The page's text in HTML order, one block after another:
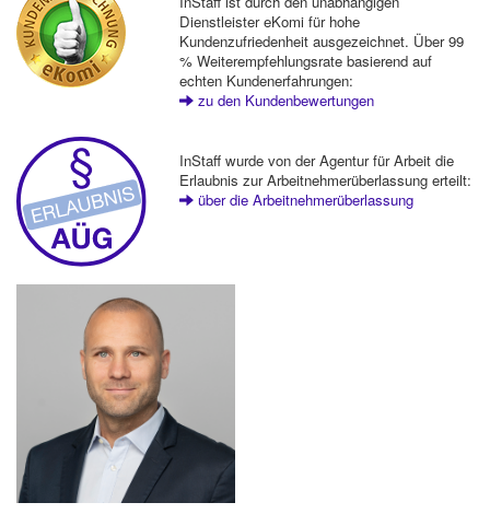
Dienstleister eKomi für hohe
Kundenzufriedenheit ausgezeichnet. Über 99
% Weiterempfehlungsrate basierend auf
echten Kundenerfahrungen:
zu den Kundenbewertungen
InStaff wurde von der Agentur für Arbeit die
Erlaubnis zur Arbeitnehmerüberlassung erteilt:
über die Arbeitnehmerüberlassung